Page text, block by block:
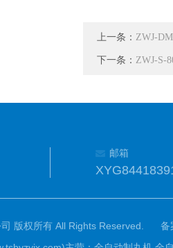
上一条： ZWJ-
下一条： ZWJ-S-
邮箱
版权所有 All Rights Reserved.
备